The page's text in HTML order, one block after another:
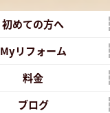
初めての方へ
Myリフォーム
料金
ブログ